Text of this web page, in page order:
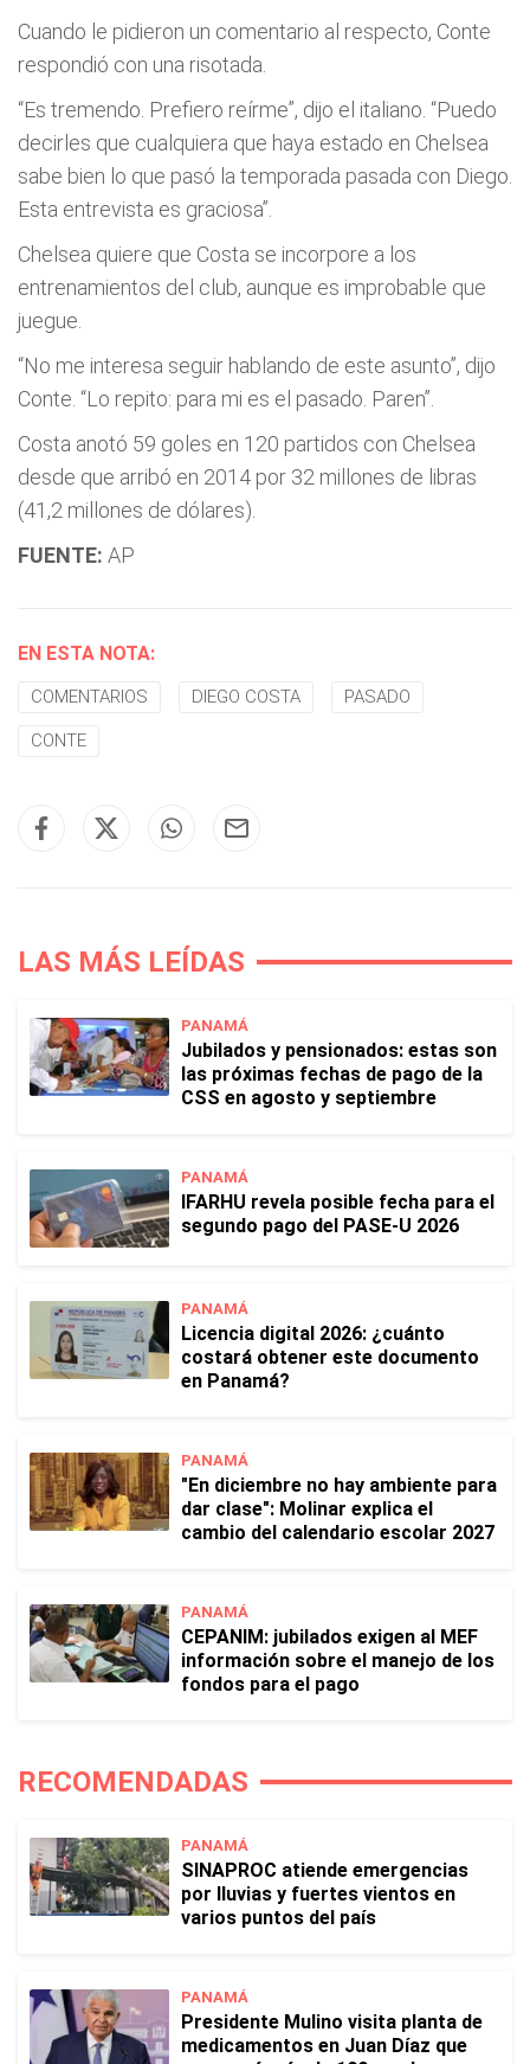
Cuando le pidieron un comentario al respecto, Conte
respondió con una risotada.
“Es tremendo. Prefiero reírme”, dijo el italiano. “Puedo
decirles que cualquiera que haya estado en Chelsea
sabe bien lo que pasó la temporada pasada con Diego.
Esta entrevista es graciosa”.
Chelsea quiere que Costa se incorpore a los
entrenamientos del club, aunque es improbable que
juegue.
“No me interesa seguir hablando de este asunto”, dijo
Conte. “Lo repito: para mi es el pasado. Paren”.
Costa anotó 59 goles en 120 partidos con Chelsea
desde que arribó en 2014 por 32 millones de libras
(41,2 millones de dólares).
FUENTE: AP
EN ESTA NOTA:
COMENTARIOS DIEGO COSTA PASADO
CONTE
LAS MÁS LEÍDAS
PANAMÁ
Jubilados y pensionados: estas son
las próximas fechas de pago de la
CSS en agosto y septiembre
PANAMÁ
IFARHU revela posible fecha para el
segundo pago del PASE-U 2026
PANAMÁ
Licencia digital 2026: ¿cuánto
costará obtener este documento
en Panamá?
PANAMÁ
"En diciembre no hay ambiente para
dar clase": Molinar explica el
cambio del calendario escolar 2027
PANAMÁ
CEPANIM: jubilados exigen al MEF
información sobre el manejo de los
fondos para el pago
RECOMENDADAS
PANAMÁ
SINAPROC atiende emergencias
por lluvias y fuertes vientos en
varios puntos del país
PANAMÁ
Presidente Mulino visita planta de
medicamentos en Juan Díaz que